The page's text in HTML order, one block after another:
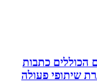
כתבות
פעולה